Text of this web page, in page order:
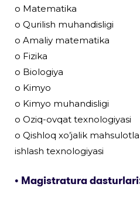
o Matematika
o Qurilish muhandisligi
o Amaliy matematika
o Fizika
o Biologiya
o Kimyo
o Kimyo muhandisligi
o Oziq-ovqat texnologiyasi
o Qishloq xo’jalik
ishlash texnologiyasi
• Magistratura